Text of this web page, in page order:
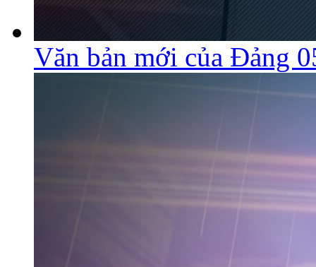
Văn bản mới của Đảng